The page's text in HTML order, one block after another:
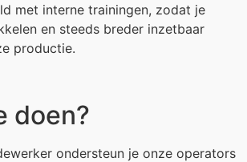
met interne trainingen, zodat je
en steeds breder inzetbaar
productie.
doen?
ondersteun je onze operators